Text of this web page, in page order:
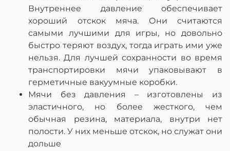
Внутреннее давление обеспечивает
хороший отскок мяча. Они считаются
самыми лучшими для игры, но довольно
быстро теряют воздух, тогда играть ими уже
нельзя. Для лучшей сохранности во время
транспортировки мячи упаковывают в
герметичные вакуумные коробки.
Мячи без давления – изготовлены из
эластичного, но более жесткого, чем
обычная резина, материала, внутри нет
полости. У них меньше отскок, но служат они
дольше